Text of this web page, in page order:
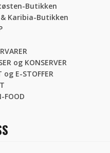
Butikken
& Karibia-Butikken
og KONSERVER
og E-STOFFER
FOOD